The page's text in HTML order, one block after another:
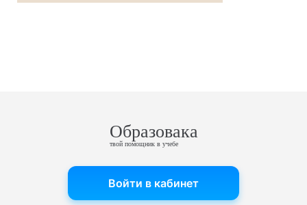
Образовака
твой помощник в учебе
Войти в кабинет